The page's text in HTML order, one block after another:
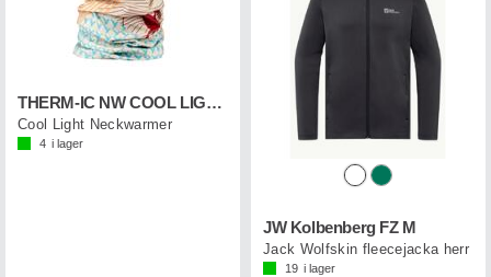
THERM-IC NW COOL LIGHT Colibri
Cool Light Neckwarmer
4 i lager
JW Kolbenberg FZ M
Jack Wolfskin fleecejacka herr
19 i lager